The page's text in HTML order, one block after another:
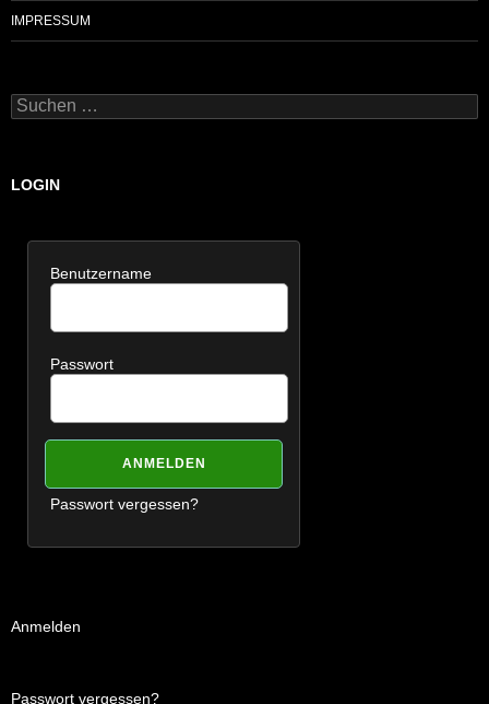
IMPRESSUM
Suchen
nach:
LOGIN
Benutzername
Passwort
Passwort vergessen?
Anmelden
Passwort vergessen?